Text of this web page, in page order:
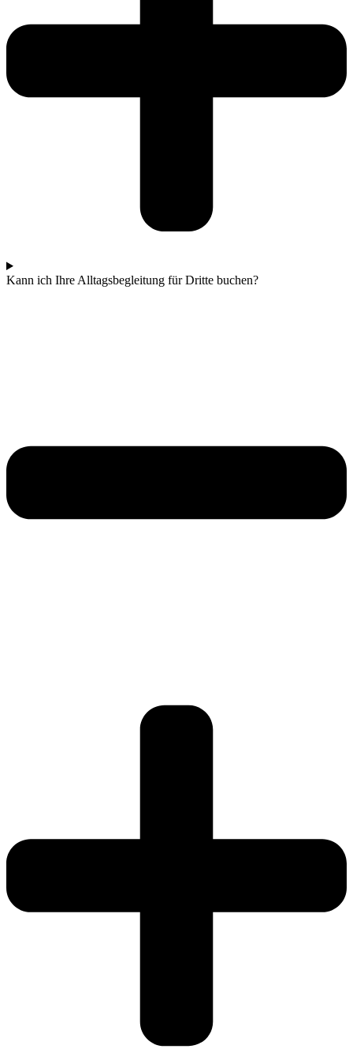
Kann ich Ihre Alltagsbegleitung für Dritte buchen?